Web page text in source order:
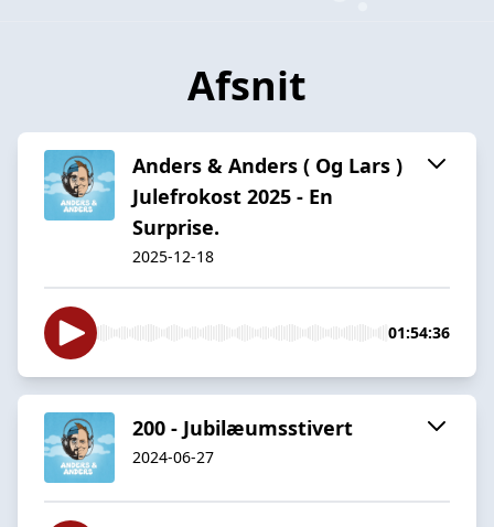
Afsnit
Anders & Anders ( Og Lars )
Julefrokost 2025 - En
Surprise.
2025-12-18
01:54:36
200 - Jubilæumsstivert
2024-06-27